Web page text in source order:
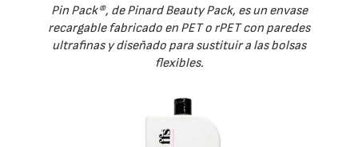
Pin Pack®, de Pinard Beauty Pack, es un envase
recargable fabricado en PET o rPET con paredes
ultrafinas y diseñado para sustituir a las bolsas
flexibles.